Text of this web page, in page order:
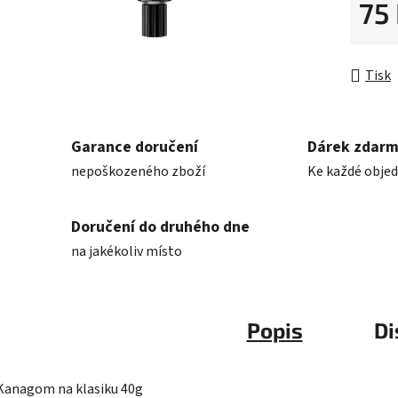
75
Tisk
Garance doručení
nepoškozeného zboží
Dárek
Ke každé
Doručení do druhého dne
na jakékoliv místo
Popis
na klasiku 40g